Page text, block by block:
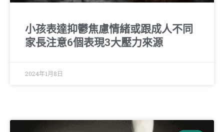
小孩表達抑鬱焦慮情緒或跟成人不同
家長注意6個表現3大壓力來源
2024年1月8日